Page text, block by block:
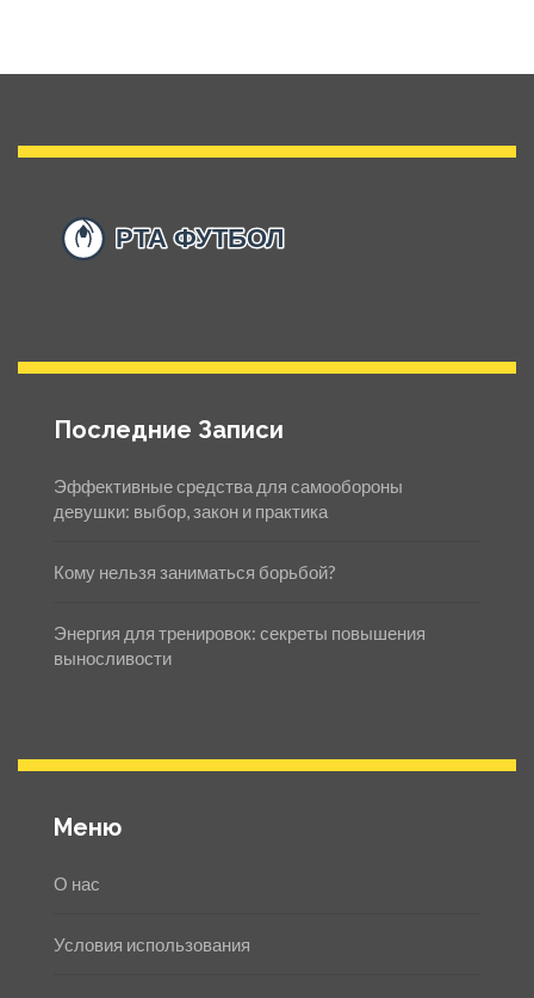
Последние Записи
Эффективные средства для самообороны
девушки: выбор, закон и практика
Кому нельзя заниматься борьбой?
Энергия для тренировок: секреты повышения
выносливости
Меню
О нас
Условия использования